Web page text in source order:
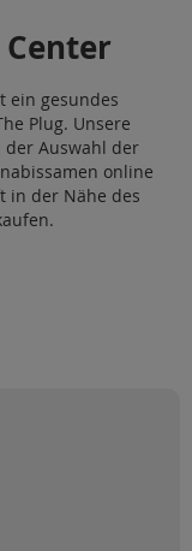
ein gesundes
Plug. Unsere
der Auswahl der
online
in der Nähe des